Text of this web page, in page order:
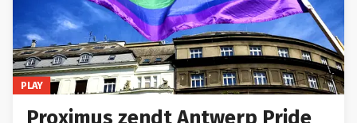
PLAY
Proximus zendt Antwerp Pride